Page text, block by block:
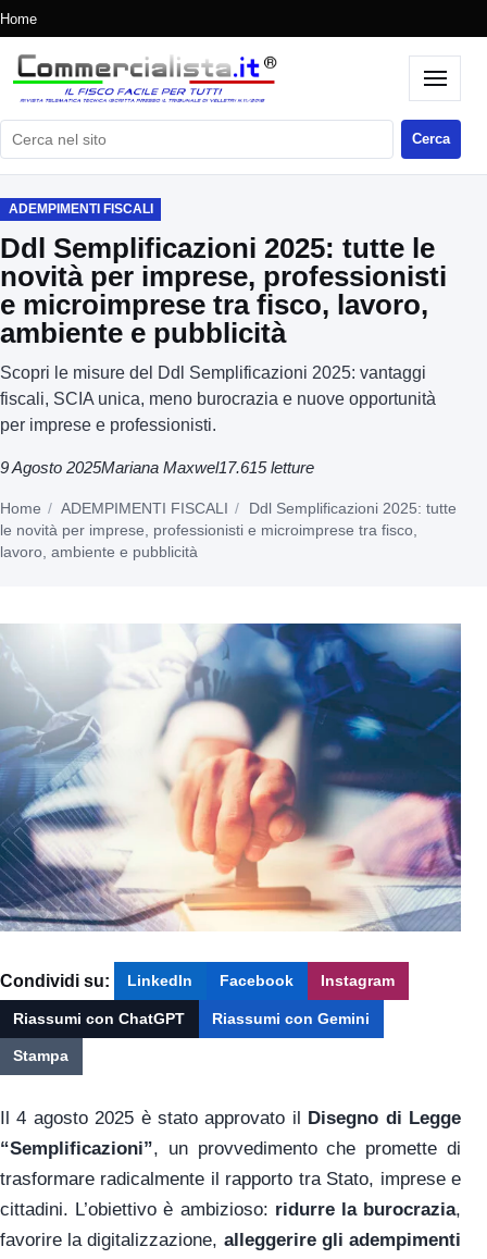
Home
Cerca nel sito Cerca
ADEMPIMENTI FISCALI
Ddl Semplificazioni 2025: tutte le
novità per imprese, professionisti
e microimprese tra fisco, lavoro,
ambiente e pubblicità
Scopri le misure del Ddl Semplificazioni 2025: vantaggi
fiscali, SCIA unica, meno burocrazia e nuove opportunità
per imprese e professionisti.
9 Agosto 2025Mariana Maxwel17.615 letture
Home ADEMPIMENTI FISCALI
Ddl Semplificazioni 2025: tutte
le novità per imprese, professionisti e microimprese tra fisco,
lavoro, ambiente e pubblicità
Condividi su: LinkedIn Facebook Instagram
Riassumi con ChatGPT Riassumi con Gemini
Stampa
Il 4 agosto 2025 è stato approvato il
Disegno di Legge
“Semplificazioni”, un provvedimento che promette di
trasformare radicalmente il rapporto tra Stato, imprese e
cittadini. L’obiettivo è ambizioso: ridurre la burocrazia,
favorire la digitalizzazione, alleggerire gli adempimenti